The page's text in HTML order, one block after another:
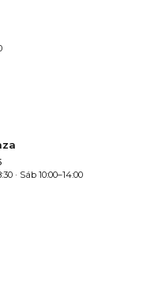
· Sáb 10:00–14:00